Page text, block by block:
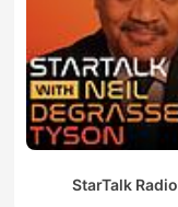
StarTalk Radio